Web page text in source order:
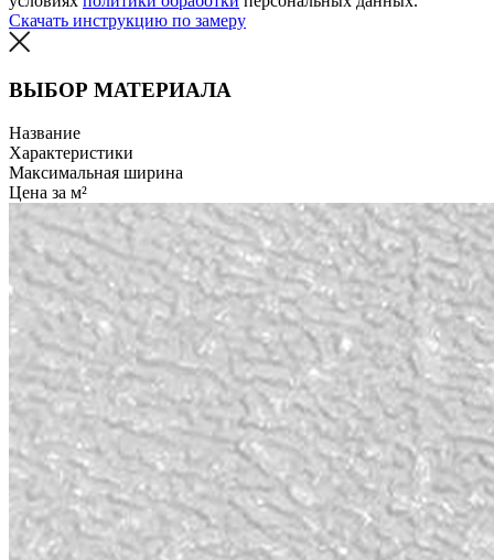
Скачать инструкцию по замеру
ВЫБОР МАТЕРИАЛА
Название
Характеристики
Максимальная ширина
Цена за м²